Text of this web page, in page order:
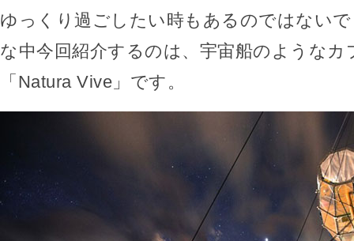
ゆっくり過ごしたい時もあるのではない
な中今回紹介するのは、宇宙船のようなカ
「Natura Vive」です。